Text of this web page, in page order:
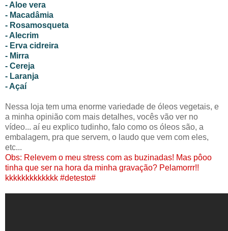
- Aloe vera
- Macadâmia
- Rosamosqueta
- Alecrim
- Erva cidreira
- Mirra
- Cereja
- Laranja
- Açaí
Nessa loja tem uma enorme variedade de óleos vegetais, e
a minha opinião com mais detalhes, vocês vão ver no
vídeo... aí eu explico tudinho, falo como os óleos são, a
embalagem, pra que servem, o laudo que vem com eles,
etc...
Obs: Relevem o meu stress com as buzinadas! Mas pôoo
tinha que ser na hora da minha gravação? Pelamorrr!!
kkkkkkkkkkkkk #detesto#